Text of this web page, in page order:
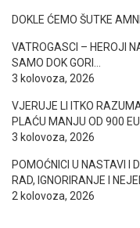
DOKLE ĆEMO ŠUTKE
VATROGASCI – HEROJI
SAMO DOK GORI…
3 kolovoza, 2026
VJERUJE LI ITKO
PLAĆU MANJU OD 900
3 kolovoza, 2026
POMOĆNICI U NASTAVI I
RAD, IGNORIRANJE I
2 kolovoza, 2026